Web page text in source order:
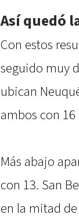
Así quedó
Con estos
seguido muy
ubican
ambos con
Más abajo
con 13. San
en la mitad de